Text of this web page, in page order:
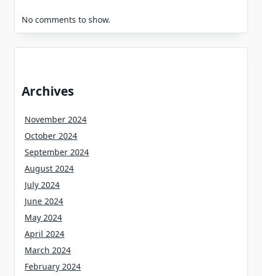
No comments to show.
Archives
November 2024
October 2024
September 2024
August 2024
July 2024
June 2024
May 2024
April 2024
March 2024
February 2024